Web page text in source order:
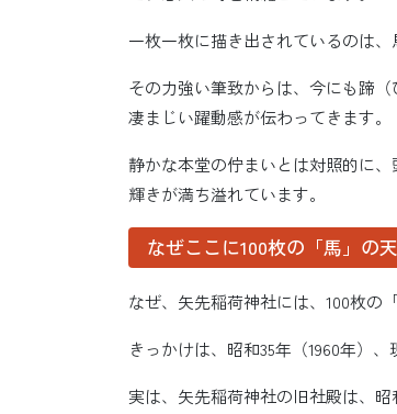
一枚一枚に描き出されているのは
その力強い筆致からは、今にも蹄
凄まじい躍動感が伝わってきます。
静かな本堂の佇まいとは対照的に
輝きが満ち溢れています。
なぜここに100枚の「馬」の
なぜ、矢先稲荷神社には、100枚の
きっかけは、昭和35年（1960年）
実は、矢先稲荷神社の旧社殿は、昭